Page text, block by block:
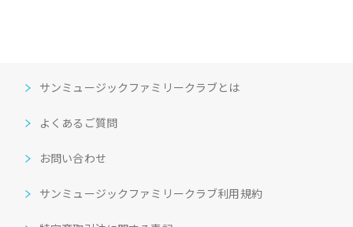
サンミュージックファミリークラブとは
よくあるご質問
お問い合わせ
サンミュージックファミリークラブ利用規約